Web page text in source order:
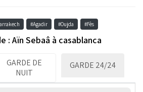
#Agadir #Oujda #Fès
: Aïn Sebaâ à casablanca
GARDE DE
NUIT
GARDE 24/24